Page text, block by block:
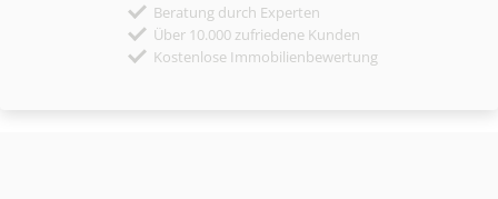
Beratung durch Experten
Über 10.000 zufriedene Kunden
Kostenlose Immobilienbewertung